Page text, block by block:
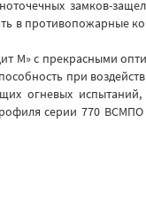
замков-
в противопожарные
М» с прекрасными
при
огневых
серии 770 ВСМПО